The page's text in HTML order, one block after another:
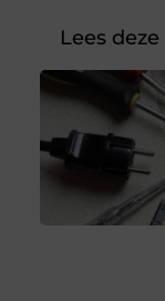
Lees deze